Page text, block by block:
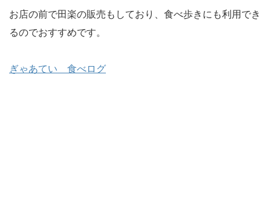
お店の前で田楽の販売もしており、食べ歩きにも利用でき
るのでおすすめです。
ぎゃあてい 食べログ